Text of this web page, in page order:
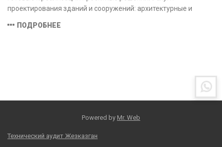
проектирования зданий и сооружений: архитектурные и
сметная документация. Полный цикл работ с учётом норм и
ПОДРОБНЕЕ
Powered by Mr. Web
Технический аудит Жезказган